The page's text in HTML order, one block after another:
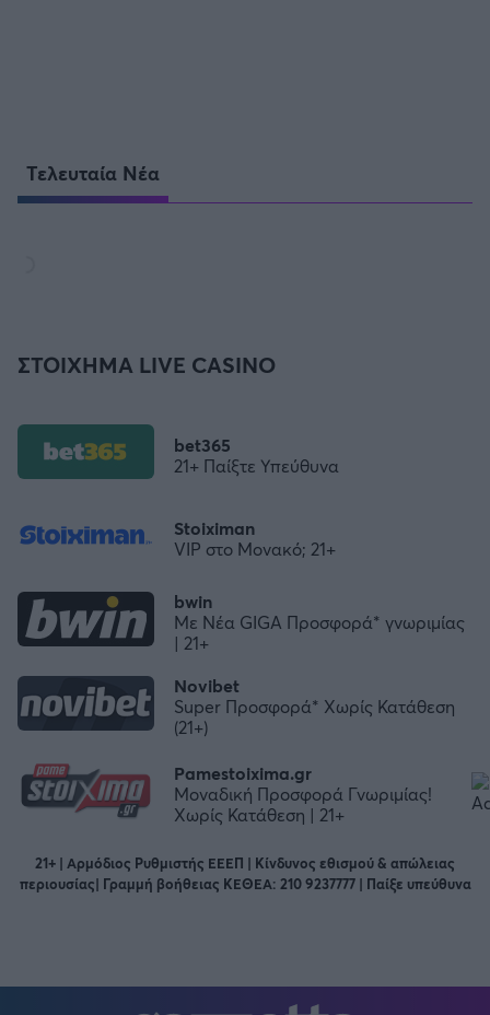
Τελευταία Νέα
ΣΤΟΙΧΗΜΑ LIVE CASINO
bwin
Με Νέα GIGA Προσφορά* γνωριμίας
| 21+
Stoiximan
VIP στο Μονακό; 21+
Novibet
Super Προσφορά* Χωρίς Κατάθεση
(21+)
Pamestoixima.gr
Μοναδική Προσφορά Γνωριμίας!
Χωρίς Κατάθεση | 21+
bet365
21+ Παίξτε Υπεύθυνα
21+ | Αρμόδιος Ρυθμιστής ΕΕΕΠ | Κίνδυνος εθισμού & απώλειας
περιουσίας| Γραμμή βοήθειας ΚΕΘΕΑ: 210 9237777 | Παίξε υπεύθυνα